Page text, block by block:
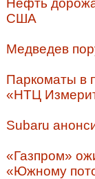
Нефть
США
Медведев
Паркоматы в
«НТЦ
Subaru
«Газпром»
«Южному